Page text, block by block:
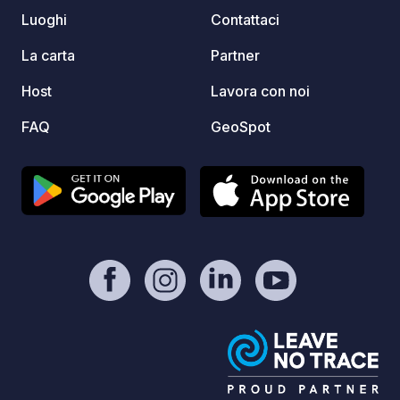
Luoghi
La carta
Host
FAQ
Contattaci
Partner
Lavora con noi
GeoSpot